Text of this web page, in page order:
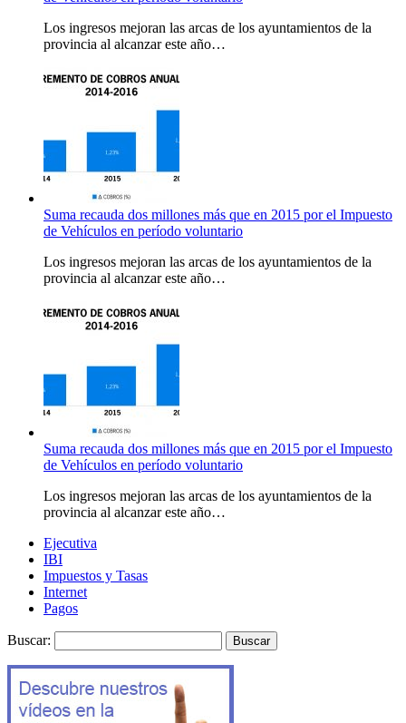
Los ingresos mejoran las arcas de los ayuntamientos de la
provincia al alcanzar este año…
Suma recauda dos millones más que en 2015 por el Impuesto
de Vehículos en período voluntario
Los ingresos mejoran las arcas de los ayuntamientos de la
provincia al alcanzar este año…
Suma recauda dos millones más que en 2015 por el Impuesto
de Vehículos en período voluntario
Los ingresos mejoran las arcas de los ayuntamientos de la
provincia al alcanzar este año…
Ejecutiva
IBI
Impuestos y Tasas
Internet
Pagos
Buscar: